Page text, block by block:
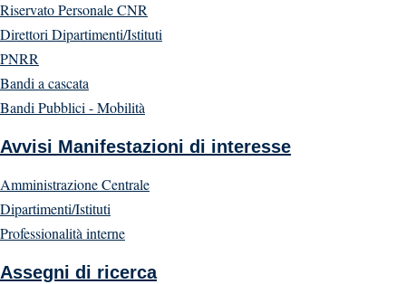
Riservato Personale CNR
Direttori Dipartimenti/Istituti
PNRR
Bandi a cascata
Bandi Pubblici - Mobilità
Avvisi Manifestazioni di interesse
Amministrazione Centrale
Dipartimenti/Istituti
Professionalità interne
Assegni di ricerca